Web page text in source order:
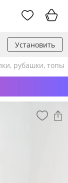
Установить
рубашки, топы